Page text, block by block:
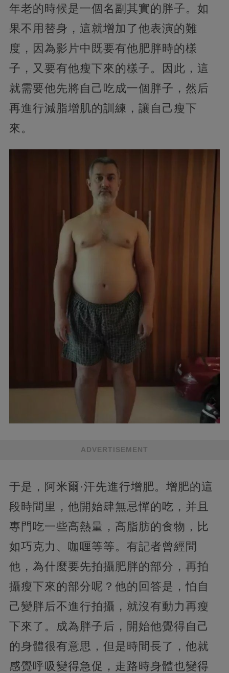
年老的時候是一個名副其實的胖子。如
果不用替身，這就增加了他表演的難
度，因為影片中既要有他肥胖時的樣
子，又要有他瘦下來的樣子。因此，這
就需要他先將自己吃成一個胖子，然后
再進行減脂增肌的訓練，讓自己瘦下
來。
ADVERTISEMENT
于是，阿米爾·汗先進行增肥。增肥的這
段時間里，他開始肆無忌憚的吃，并且
專門吃一些高熱量，高脂肪的食物，比
如巧克力、咖喱等等。有記者曾經問
他，為什麼要先拍攝肥胖的部分，再拍
攝瘦下來的部分呢？他的回答是，怕自
己變胖后不進行拍攝，就沒有動力再瘦
下來了。成為胖子后，開始他覺得自己
的身體很有意思，但是時間長了，他就
感覺呼吸變得急促，走路時身體也變得